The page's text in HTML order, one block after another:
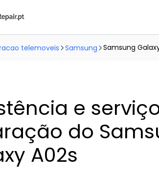
telemoveis Samsung Samsung
e
do
A02s